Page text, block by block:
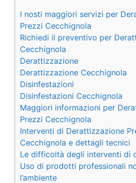
I nosti maggiori servizi per
Prezzi Cecchignola
Richiedi il preventivo per
Cecchignola
Derattizzazione
Derattizzazione Cecchignola
Disinfestazioni
Disinfestazioni Cecchignola
Maggiori informazioni per
Prezzi Cecchignola
Interventi di Derattizzazione
Cecchignola e dettagli tecnici
Le difficoltà degli interventi di
Uso di prodotti professionali
l’ambiente